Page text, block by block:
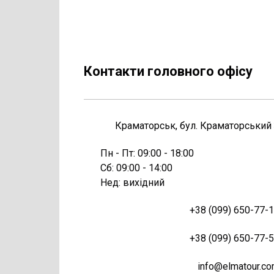
Контакти головного офісу
Краматорськ, бул. Краматорський
Пн - Пт: 09:00 - 18:00
Сб: 09:00 - 14:00
Нед: вихідний
+38 (099) 650-77-
+38 (099) 650-77-